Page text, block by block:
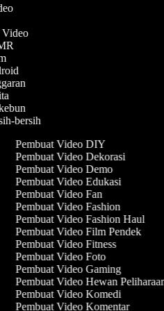
Video
bersih
Pembuat Video DIY
Pembuat Video Dekorasi
Pembuat Video Demo
Pembuat Video Edukasi
Pembuat Video Fan
Pembuat Video Fashion
Pembuat Video Fashion Haul
Pembuat Video Film Pendek
Pembuat Video Fitness
Pembuat Video Foto
Pembuat Video Gaming
Pembuat Video Hewan Peliharaan
Pembuat Video Komedi
Pembuat Video Komentar